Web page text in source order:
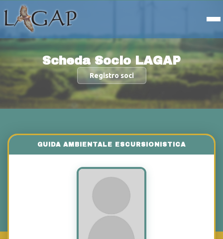
Scheda Socio LAGAP
Registro soci